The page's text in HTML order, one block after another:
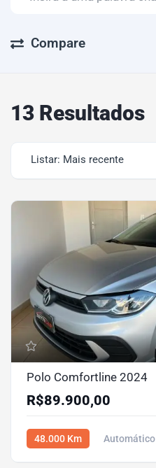
Compare
13 Resultados
Listar: Mais recente
Polo Comfortline 2024
R$89.900,00
48.000 Km Automático